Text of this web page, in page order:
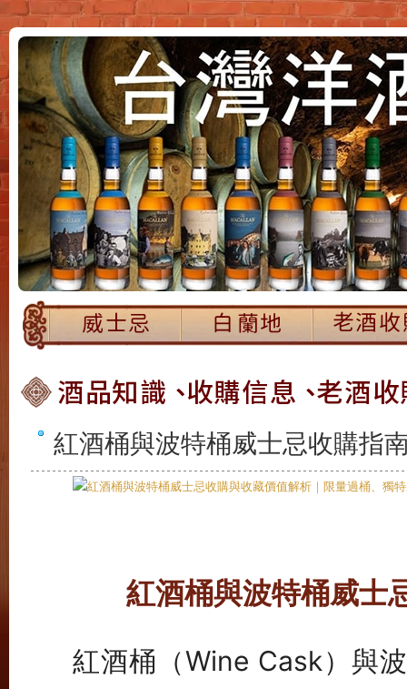
紅酒桶與波特桶威士忌收購指
紅酒桶與波特桶威士
紅酒桶（Wine Cask）與